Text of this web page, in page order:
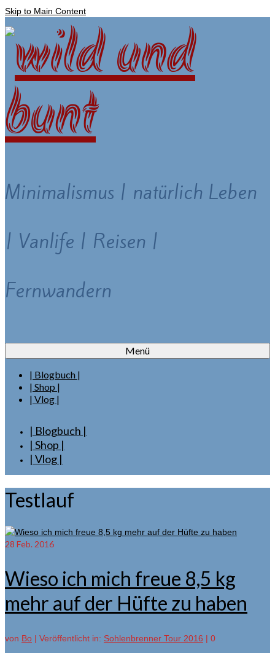
Skip to Main Content
Minimalismus | natürlich Leben
| Vanlife | Reisen |
Fernwandern
Menü
| Blogbuch |
| Shop |
| Vlog |
| Blogbuch |
| Shop |
| Vlog |
Testlauf
28 Feb. 2016
Wieso ich mich freue 8,5 kg
mehr auf der Hüfte zu haben
von Bo | Veröffentlicht in: Sohlenbrenner Tour 2016 | 0